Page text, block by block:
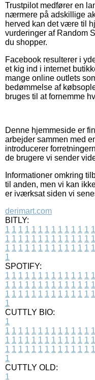
Trustpilot medfører en
nærmere på adskillige
herved kan det være til
vurderinger af Random
du shopper.
Facebook resulterer i
et kig ind i internet
mange online outlets
bedømmelse af
bruges til at fornemme
Denne hjemmeside er
arbejder sammen med
introducerer
de brugere vi sender
Informationer omkring
til anden, men vi kan
er iværksat siden vi
derimart.com
BITLY:
1 1 1 1 1 1 1 1 1 1 1 1 1 1
1 1 1 1 1 1 1 1 1 1 1 1 1 1
1 1 1 1 1 1 1 1 1 1 1 1 1 1
1
SPOTIFY:
1 1 1 1 1 1 1 1 1 1 1 1 1 1
1 1 1 1 1 1 1 1 1 1 1 1 1 1
1 1 1 1 1 1 1 1 1 1 1 1 1 1
1
CUTTLY BIO:
1
1 1 1 1 1 1 1 1 1 1 1 1 1 1
1 1 1 1 1 1 1 1 1 1 1 1 1 1
1 1 1 1 1 1 1 1 1 1 1 1 1 1
1
CUTTLY OLD:
1